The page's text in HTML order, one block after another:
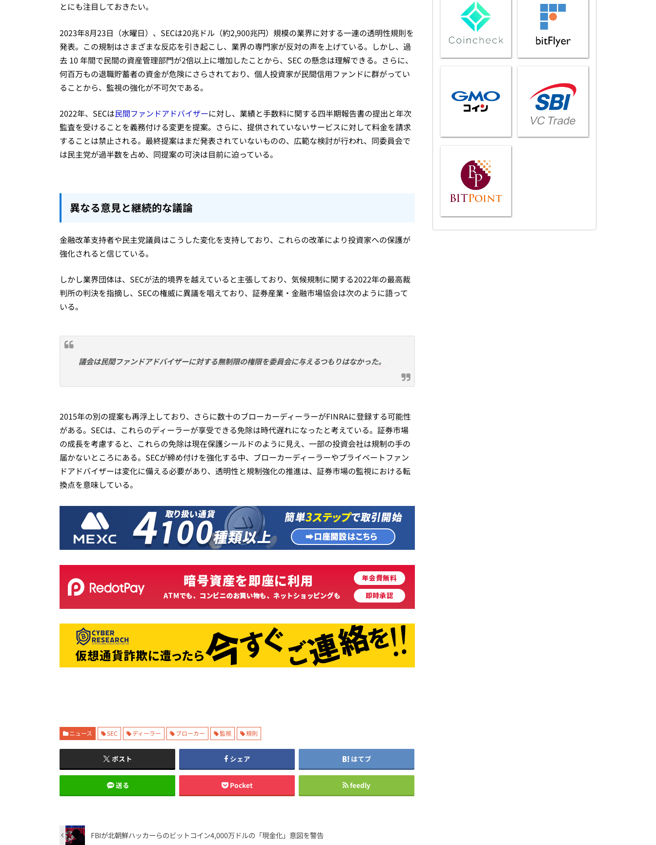
とにも注目しておきたい。
2023年8月23日（水曜日）、SECは20兆ドル（約2,900兆円）規模の業界に対する一連の透明性規則を
発表。この規制はさまざまな反応を引き起こし、業界の専門家が反対の声を上げている。しかし、過
去 10 年間で民間の資産管理部門が2倍以上に増加したことから、SEC の懸念は理解できる。さらに、
何百万もの退職貯蓄者の資金が危険にさらされており、個人投資家が民間信用ファンドに群がってい
ることから、監視の強化が不可欠である。
2022年、SECは民間ファンドアドバイザーに対し、業績と手数料に関する四半期報告書の提出と年次
監査を受けることを義務付ける変更を提案。さらに、提供されていないサービスに対して料金を請求
することは禁止される。最終提案はまだ発表されていないものの、広範な検討が行われ、同委員会で
は民主党が過半数を占め、同提案の可決は目前に迫っている。
異なる意見と継続的な議論
金融改革支持者や民主党議員はこうした変化を支持しており、これらの改革により投資家への保護が
強化されると信じている。
しかし業界団体は、SECが法的境界を越えていると主張しており、気候規制に関する2022年の最高裁
判所の判決を指摘し、SECの権威に異議を唱えており、証券産業・金融市場協会は次のように語って
いる。
議会は民間ファンドアドバイザーに対する無制限の権限を委員会に与えるつもりはなかった。
2015年の別の提案も再浮上しており、さらに数十のブローカーディーラーがFINRAに登録する可能性
がある。SECは、これらのディーラーが享受できる免除は時代遅れになったと考えている。証券市場
の成長を考慮すると、これらの免除は現在保護シールドのように見え、一部の投資会社は規制の手の
届かないところにある。SECが締め付けを強化する中、ブローカーディーラーやプライベートファン
ドアドバイザーは変化に備える必要があり、透明性と規制強化の推進は、証券市場の監視における転
換点を意味している。
ニュース SEC ディーラー ブローカー 監視 規則
ポスト シェア はてブ
送る Pocket feedly
FBIが北朝鮮ハッカーらのビットコイン4,000万ドルの「現金化」意図を警告